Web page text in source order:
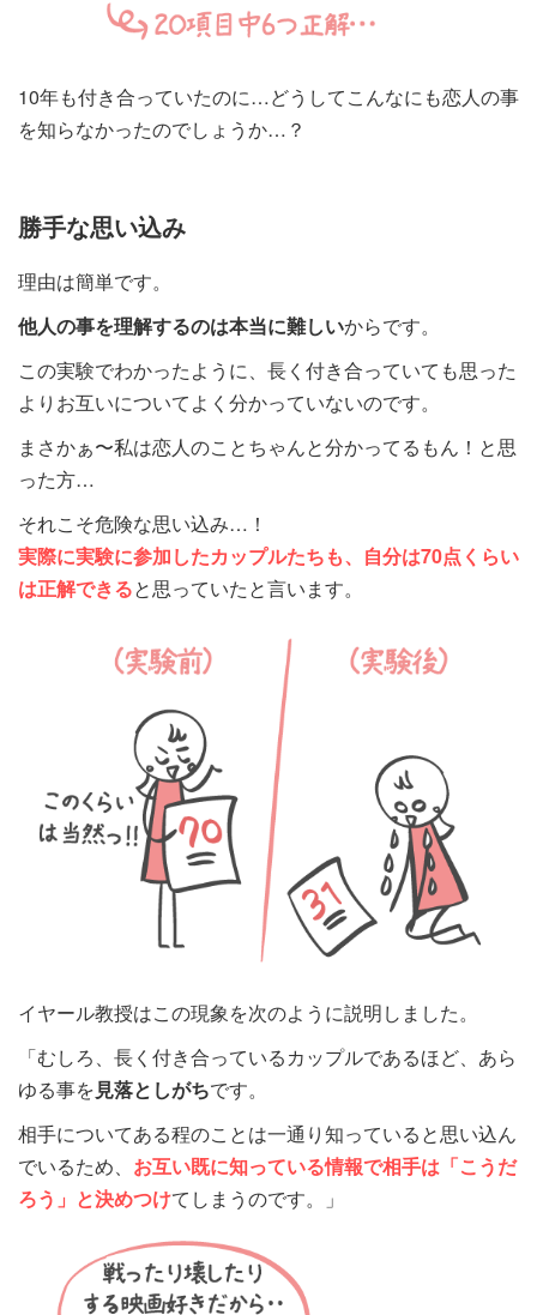
10年も付き合っていたのに…どうしてこんなにも恋人の事
を知らなかったのでしょうか…？
勝手な思い込み
理由は簡単です。
他人の事を理解するのは本当に難しいからです。
この実験でわかったように、長く付き合っていても思った
よりお互いについてよく分かっていないのです。
まさかぁ〜私は恋人のことちゃんと分かってるもん！と思
った方…
それこそ危険な思い込み…！
実際に実験に参加したカップルたちも、自分は70点くらい
は正解できると思っていたと言います。
イヤール教授はこの現象を次のように説明しました。
「むしろ、長く付き合っているカップルであるほど、あら
ゆる事を見落としがちです。
相手についてある程のことは一通り知っていると思い込ん
でいるため、 お互い既に知っている情報で相手は「こうだ
ろう」と決めつけてしまうのです。」